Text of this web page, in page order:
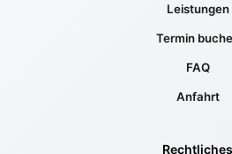
Leistungen
Termin
FAQ
Anfahrt
Rechtliches